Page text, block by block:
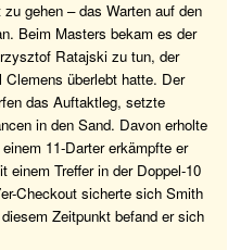
gehen – das Warten auf den
Beim Masters bekam es der
Ratajski zu tun, der
überlebt hatte. Der
das Auftaktleg, setzte
in den Sand. Davon erholte
11-Darter erkämpfte er
einem Treffer in der Doppel-10
Checkout sicherte sich Smith
Zeitpunkt befand er sich